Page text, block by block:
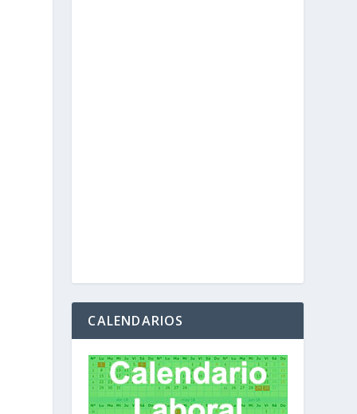
CALENDARIOS